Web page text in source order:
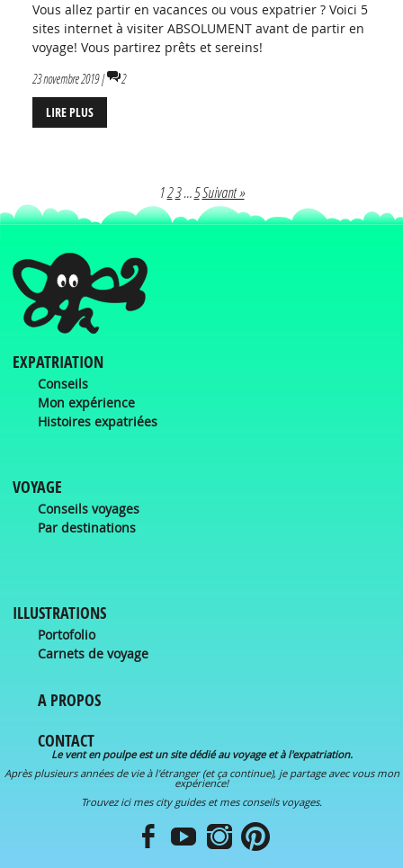
Vous allez partir en vacances ou vous expatrier ? Voici 5
sites internet à visiter ABSOLUMENT avant de partir en
voyage! Vous partirez prêts et sereins!
23 novembre 2019 |
2
LIRE PLUS
12 3 … 5Suivant »
EXPATRIATION
Conseils
Mon expérience
Histoires expatriées
VOYAGE
Conseils voyages
Par destinations
ILLUSTRATIONS
Portofolio
Carnets de voyage
A PROPOS
CONTACT
Le vent en poulpe est un site dédié au voyage et à l'expatriation.
Après plusieurs années de vie à l'étranger (et ça continue), je partage avec vous mon
expérience!
Trouvez ici mes city guides et mes conseils voyages.